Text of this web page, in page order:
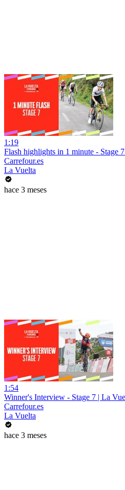
1:19
Flash highlights in 1 minute - Stage
Carrefour.es
La Vuelta
hace 3 meses
1:54
Winner's Interview - Stage 7 | La
Carrefour.es
La Vuelta
hace 3 meses